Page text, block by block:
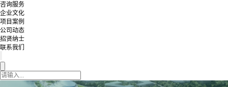
咨询服务
企业文化
项目案例
公司动态
招贤纳士
联系我们